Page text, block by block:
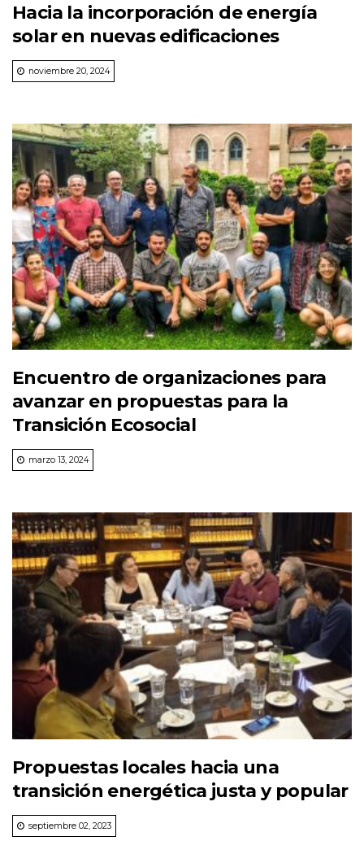
Hacia la incorporación de energía
solar en nuevas edificaciones
noviembre 20, 2024
Encuentro de organizaciones para
avanzar en propuestas para la
Transición Ecosocial
marzo 13, 2024
Propuestas locales hacia una
transición energética justa y popular
septiembre 02, 2023